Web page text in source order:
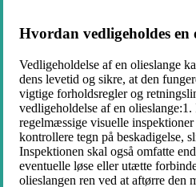
Hvordan vedligeholdes en
Vedligeholdelse af en olieslange
dens levetid og sikre, at den
vigtige forholdsregler og
vedligeholdelse af en
regelmæssige visuelle
kontrollere tegn på beskadigelse,
Inspektionen skal også omfatte
eventuelle løse eller utætte
olieslangen ren ved at aftørre den